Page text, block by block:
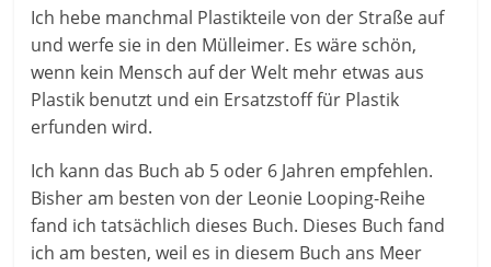
Ich hebe manchmal Plastikteile von der Straße auf
und werfe sie in den Mülleimer. Es wäre schön,
wenn kein Mensch auf der Welt mehr etwas aus
Plastik benutzt und ein Ersatzstoff für Plastik
erfunden wird.
Ich kann das Buch ab 5 oder 6 Jahren empfehlen.
Bisher am besten von der Leonie Looping-Reihe
fand ich tatsächlich dieses Buch. Dieses Buch fand
ich am besten, weil es in diesem Buch ans Meer